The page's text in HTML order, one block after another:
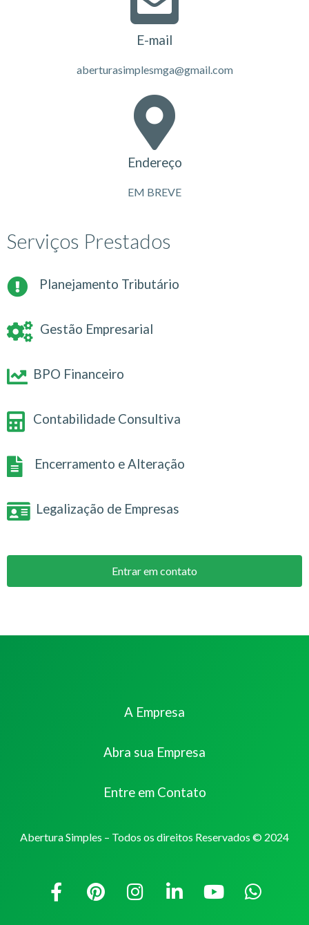
E-mail
aberturasimplesmga@gmail.com
Endereço
EM BREVE
Serviços Prestados
Planejamento Tributário
Gestão Empresarial
BPO Financeiro
Contabilidade Consultiva
Encerramento e Alteração
Legalização de Empresas
Entrar em contato
A Empresa
Abra sua Empresa
Entre em Contato
Abertura Simples – Todos os direitos Reservados © 2024